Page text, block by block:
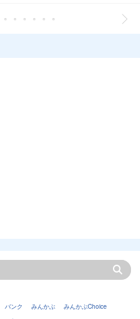
バンク みんかぶ
みんかぶChoice